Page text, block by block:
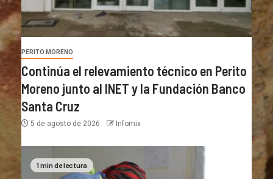
PERITO MORENO
Continúa el relevamiento técnico en Perito
Moreno junto al INET y la Fundación Banco
Santa Cruz
5 de agosto de 2026 Infomix
1 min de lectura